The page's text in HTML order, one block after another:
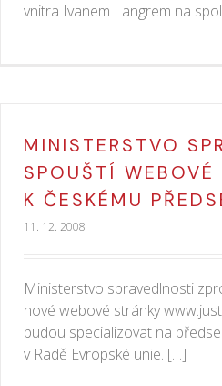
vnitra Ivanem Langrem na
MINISTERSTVO
SPOUŠTÍ WEBOVÉ
K ČESKÉMU
11. 12. 2008
Ministerstvo spravedlnosti
nové webové stránky
budou specializovat na
v Radě Evropské unie. […]